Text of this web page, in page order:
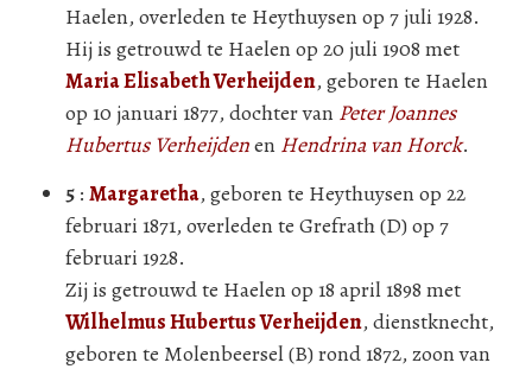
Haelen, overleden te Heythuysen op 7 juli 1928.
Hij is getrouwd te Haelen op 20 juli 1908 met
Maria Elisabeth Verheijden, geboren te Haelen
op 10 januari 1877, dochter van Peter Joannes
Hubertus Verheijdenen Hendrina van Horck.
5 : Margaretha, geboren te Heythuysen op 22
februari 1871, overleden te Grefrath (D) op 7
februari 1928.
Zij is getrouwd te Haelen op 18 april 1898 met
Wilhelmus Hubertus Verheijden, dienstknecht,
geboren te Molenbeersel (B) rond 1872, zoon van